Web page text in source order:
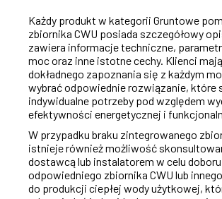
Każdy produkt w kategorii Gruntowe
zbiornika CWU posiada szczegółowy
zawiera informacje techniczne,
moc oraz inne istotne cechy. Klienci
dokładnego zapoznania się z każdym
wybrać odpowiednie rozwiązanie, które
indywidualne potrzeby pod względem
efektywności energetycznej i
W przypadku braku zintegrowanego
istnieje również możliwość
dostawcą lub instalatorem w celu doboru
odpowiedniego zbiornika CWU lub
do produkcji ciepłej wody użytkowej,